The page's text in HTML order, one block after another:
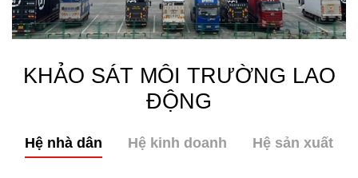
KHẢO SÁT MÔI TRƯỜNG LAO
ĐỘNG
Hệ nhà dân Hệ kinh doanh Hệ sản xuất